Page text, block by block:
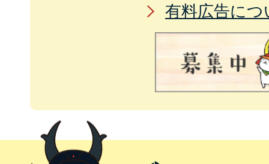
有料広告につ